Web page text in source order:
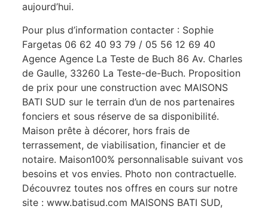
aujourd’hui.
Pour plus d’information contacter : Sophie
Fargetas 06 62 40 93 79 / 05 56 12 69 40
Agence Agence La Teste de Buch 86 Av. Charles
de Gaulle, 33260 La Teste-de-Buch. Proposition
de prix pour une construction avec MAISONS
BATI SUD sur le terrain d’un de nos partenaires
fonciers et sous réserve de sa disponibilité.
Maison prête à décorer, hors frais de
terrassement, de viabilisation, financier et de
notaire. Maison100% personnalisable suivant vos
besoins et vos envies. Photo non contractuelle.
Découvrez toutes nos offres en cours sur notre
site : www.batisud.com MAISONS BATI SUD,